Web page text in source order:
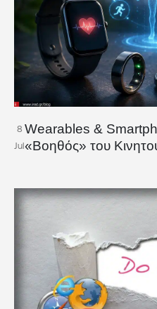
8
Jul
Wearables &
«Βοηθός» του